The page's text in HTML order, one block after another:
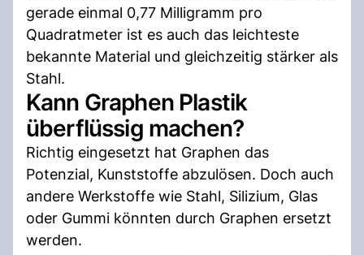
gerade einmal 0,77 Milligramm pro
Quadratmeter ist es auch das leichteste
bekannte Material und gleichzeitig stärker als
Stahl.
Kann Graphen Plastik
überflüssig machen?
Richtig eingesetzt hat Graphen das
Potenzial, Kunststoffe abzulösen. Doch auch
andere Werkstoffe wie Stahl, Silizium, Glas
oder Gummi könnten durch Graphen ersetzt
werden.